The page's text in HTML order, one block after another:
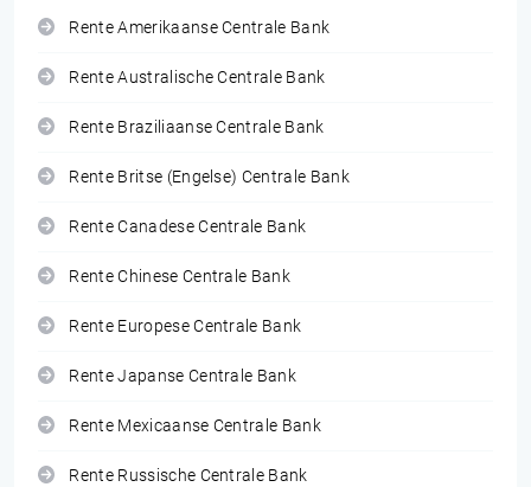
Rente Amerikaanse Centrale Bank
Rente Australische Centrale Bank
Rente Braziliaanse Centrale Bank
Rente Britse (Engelse) Centrale Bank
Rente Canadese Centrale Bank
Rente Chinese Centrale Bank
Rente Europese Centrale Bank
Rente Japanse Centrale Bank
Rente Mexicaanse Centrale Bank
Rente Russische Centrale Bank